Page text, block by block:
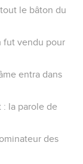
le bâton du
fut vendu pour
entra dans
: la parole de
des